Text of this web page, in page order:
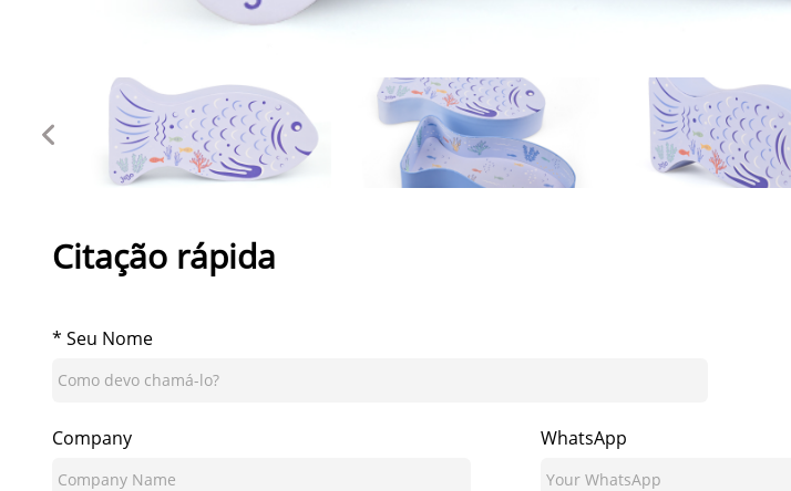
Citação rápida
* Seu Nome
Company WhatsApp